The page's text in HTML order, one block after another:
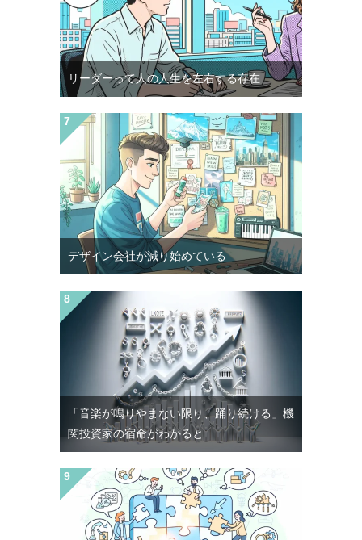
リーダーって人の人生を左右する存在
デザイン会社が減り始めている
「音楽が鳴りやまない限り、踊り続ける」機
関投資家の宿命がわかると